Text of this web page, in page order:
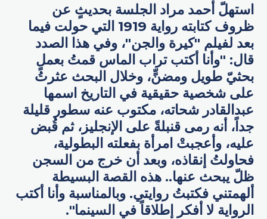
استهلّ أحمد مراد الجلسة بحديثٍ عن
ظروف كتابته رواية 1919 التي حولت فيما
بعد لفيلم "كيرة والجن"، وفي هذا الصدد
قال: "وأنا أكتب تراب الماس قمتُ بعملٍ
بحثيّ طويل ومضنٍّ، وخلال البحث عثرتُ
على شخصية حقيقية في التاريخ اسمها
عبدالقادر شحاته، مكتوب عنه سطور قليلة
جداً، أنه رمى قنبلةً على الإنجليز، ثم قُبض
عليه، وأعجبتْ امرأة بفعلته البطولية،
فحاولتُ إنقاذه، وبعد أن خرج من السجن
ظلّ يبحث عنها.. هذه القصة البسيطة
ألهمتني فكتبتُ روايتي. وبالمناسبة وأنا أكتب
الرواية لا أفكر إطلاقاً في السينما".